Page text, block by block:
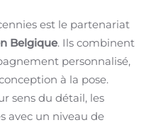
est le partenariat
Belgique. Ils combinent
personnalisé,
à la pose.
sens du détail, les
avec un niveau de